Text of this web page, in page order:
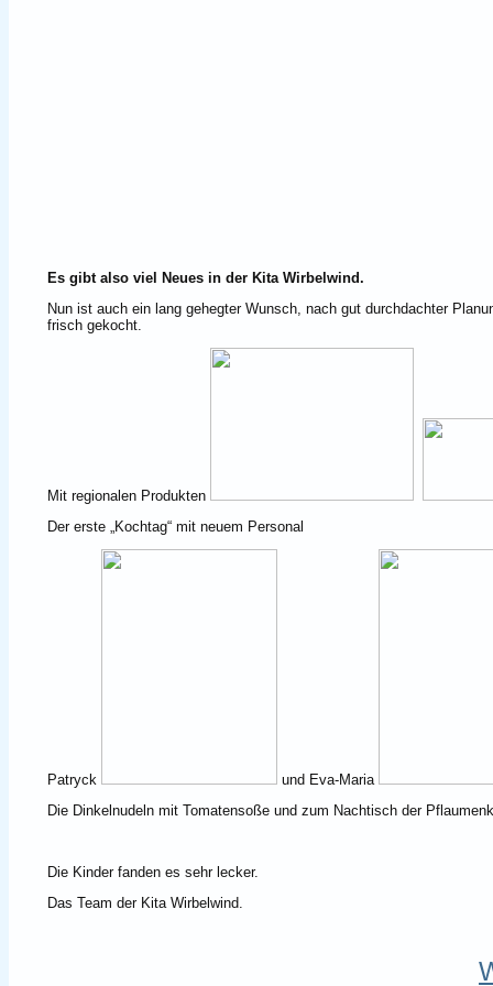
Es gibt also viel Neues in der Kita Wirbelwind.
Nun ist auch ein lang gehegter Wunsch, nach gut durchdachter
frisch gekocht.
Mit regionalen Produkten
Der erste „Kochtag“ mit neuem Personal
Patryck
und Eva-Maria
Die Dinkelnudeln mit Tomatensoße und zum Nachtisch der
Die Kinder fanden es sehr lecker.
Das Team der Kita Wirbelwind.